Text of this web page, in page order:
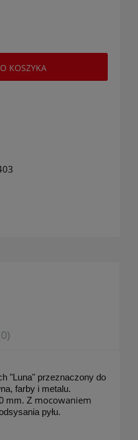
KOSZYKA
kosztów płatności
"Luna" przeznaczony do
farby i metalu.
mm. Z mocowaniem
pyłu.